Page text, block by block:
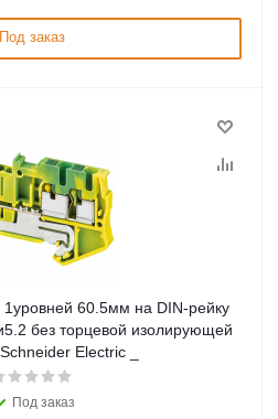
Под заказ
60.5мм на DIN-рейку
без торцевой изолирующей
Electric _
Под заказ